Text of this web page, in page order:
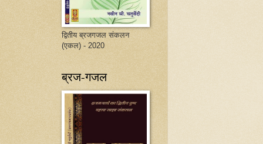
द्वितीय ब्रजगजल संकलन
(एकल) - 2020
ब्रज-गजल